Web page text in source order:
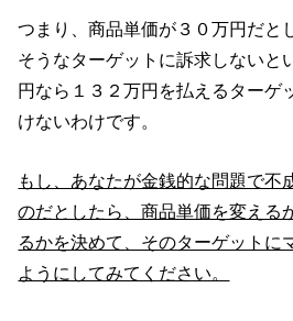
つまり、商品単価が３０万円だと
そうなターゲットに訴求しないと
円なら１３２万円を払えるターゲ
けないわけです。
もし、あなたが金銭的な問題で不
のだとしたら、商品単価を変える
るかを決めて、そのターゲットに
ようにしてみてください。